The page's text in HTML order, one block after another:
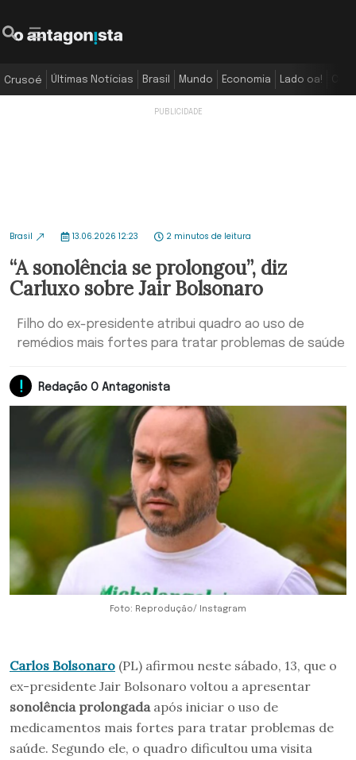
Crusoé Últimas Notícias Brasil Mundo Economia Lado oa!
Brasil 13.06.2026 12:23 2 minutos de leitura
“A sonolência se prolongou”, diz
Carluxo sobre Jair Bolsonaro
Filho do ex-presidente atribui quadro ao uso de
remédios mais fortes para tratar problemas de saúde
Redação O Antagonista
Foto: Reprodução/ Instagram
Carlos Bolsonaro (PL) afirmou neste sábado, 13, que o
ex-presidente Jair Bolsonaro voltou a apresentar
sonolência prolongada após iniciar o uso de
medicamentos mais fortes para tratar problemas de
saúde. Segundo ele, o quadro dificultou uma visita